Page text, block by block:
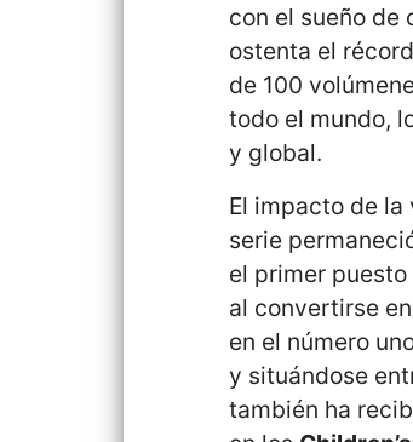
con el sueño de
ostenta el
de 100
todo el mundo,
y global.
El impacto de
serie
el primer
al convertirse
en el número
y situándose
también ha